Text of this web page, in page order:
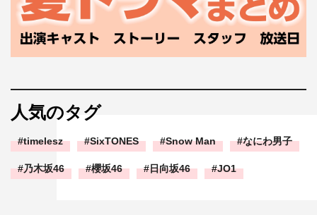
人気のタグ
timelesz SixTONES Snow Man なにわ男子
乃木坂46 櫻坂46 日向坂46 JO1